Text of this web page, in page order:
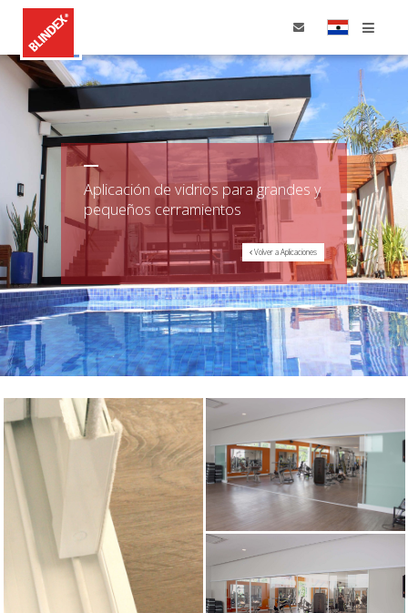
Home
Productos
Aplicaciones
Dónde Comprar
Aplicación de vidrios para grandes y
pequeños cerramientos
Volver a Aplicaciones
+ Ver más